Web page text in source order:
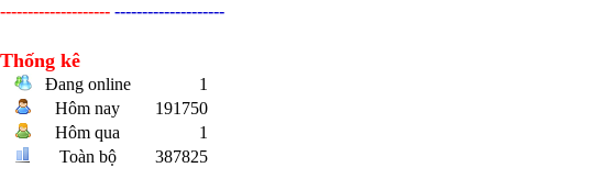
-------------------- --------------------
Thống kê
Đang online
1
Hôm nay
191750
Hôm qua
1
Toàn bộ
387825